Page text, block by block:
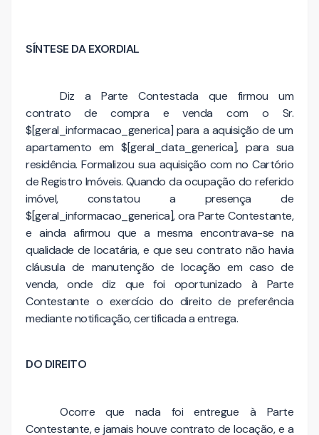
SÍNTESE DA EXORDIAL
Diz a Parte Contestada que firmou um
contrato de compra e venda com o Sr.
$[geral_informacao_generica] para a aquisição de um
apartamento em $[geral_data_generica], para sua
residência. Formalizou sua aquisição com no Cartório
de Registro Imóveis. Quando da ocupação do referido
imóvel, constatou a presença de
$[geral_informacao_generica], ora Parte Contestante,
e ainda afirmou que a mesma encontrava-se na
qualidade de locatária, e que seu contrato não havia
cláusula de manutenção de locação em caso de
venda, onde diz que foi oportunizado à Parte
Contestante o exercício do direito de preferência
mediante notificação, certificada a entrega.
DO DIREITO
Ocorre que nada foi entregue à Parte
Contestante, e jamais houve contrato de locação, e a